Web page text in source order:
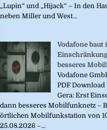
„Lupin“ und „Hijack“ – In den
neben Miller und West...
Vodafone baut
besseres
Vodafone
PDF Download
Gera: Erst
dann besseres Mobilfunknetz –
örtlichen Mobilfunkstation von
25.08.2026 –...